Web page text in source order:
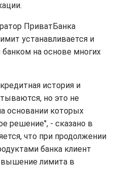
ПриватБанка
устанавливается и
на основе многих
история и
но это не
основании которых
решение", - сказано в
что при продолжении
банка клиент
лимита в